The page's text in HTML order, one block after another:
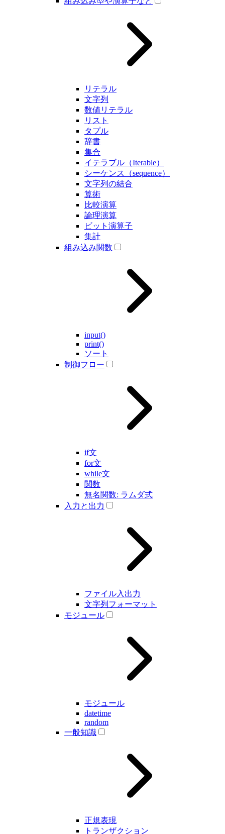
リテラル
文字列
数値リテラル
リスト
タプル
辞書
集合
イテラブル（Iterable）
シーケンス（sequence）
文字列の結合
算術
比較演算
論理演算
ビット演算子
集計
組み込み関数
input()
print()
ソート
制御フロー
if文
for文
while文
関数
無名関数: ラムダ式
入力と出力
ファイル入出力
文字列フォーマット
モジュール
モジュール
datetime
random
一般知識
正規表現
トランザクション